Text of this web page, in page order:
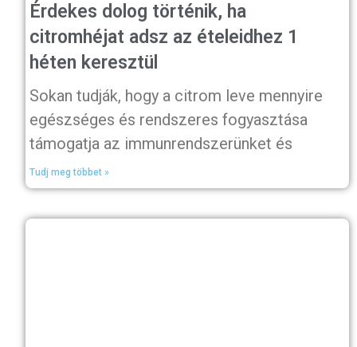
Érdekes dolog történik, ha
citromhéjat adsz az ételeidhez 1
héten keresztül
Sokan tudják, hogy a citrom leve mennyire
egészséges és rendszeres fogyasztása
támogatja az immunrendszerünket és
Tudj meg többet »